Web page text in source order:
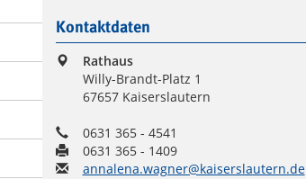
Kontaktdaten
Rathaus
Willy-Brandt-Platz 1
67657 Kaiserslautern
0631 365 - 4541
0631 365 - 1409
annalena.wagner@kaiserslautern.de